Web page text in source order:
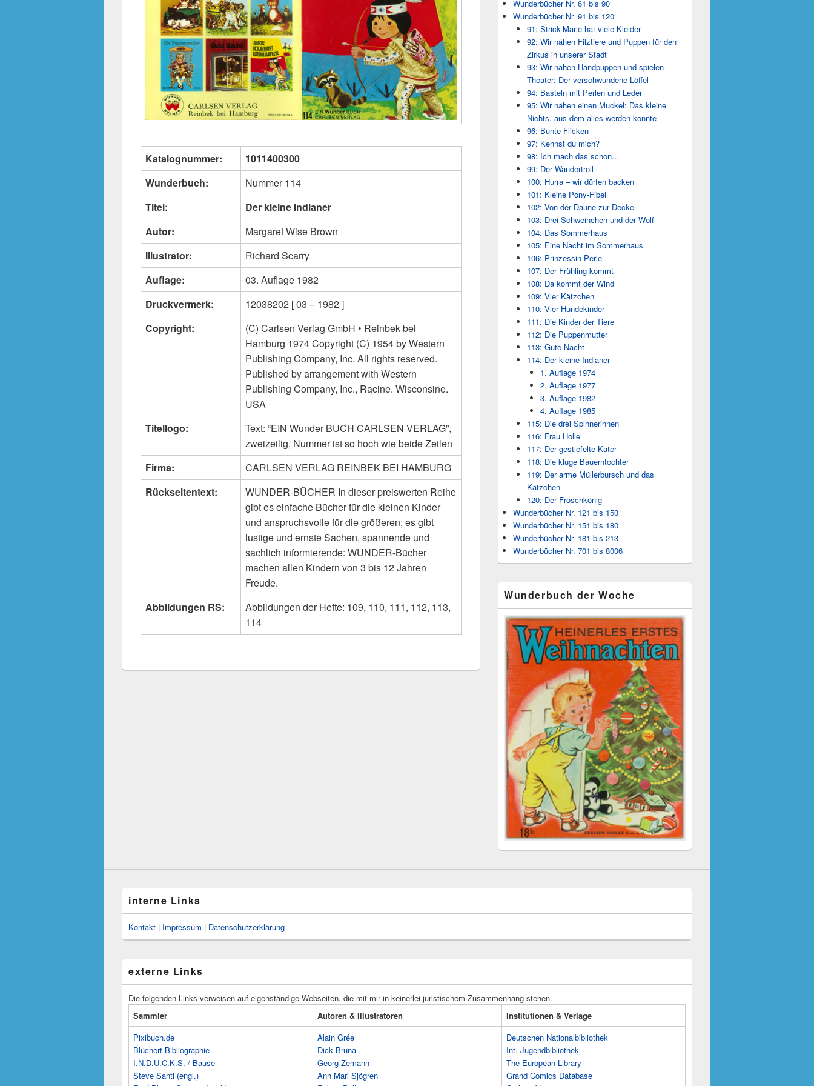
Katalognummer:
1011400300
Wunderbuch:
Nummer 114
Titel:
Der kleine Indianer
Autor:
Margaret Wise Brown
Illustrator:
Richard Scarry
Auflage:
03. Auflage 1982
Druckvermerk:
12038202 [ 03 – 1982 ]
Copyright:
(C) Carlsen Verlag GmbH • Reinbek bei
Hamburg 1974 Copyright (C) 1954 by Western
Publishing Company, Inc. All rights reserved.
Published by arrangement with Western
Publishing Company, Inc., Racine. Wisconsine.
USA
Titellogo:
Text: “EIN Wunder BUCH CARLSEN VERLAG”,
zweizeilig, Nummer ist so hoch wie beide Zeilen
Firma:
CARLSEN VERLAG REINBEK BEI HAMBURG
Rückseitentext:
WUNDER-BÜCHER In dieser preiswerten Reihe
gibt es einfache Bücher für die kleinen Kinder
und anspruchsvolle für die größeren; es gibt
lustige und ernste Sachen, spannende und
sachlich informierende: WUNDER-Bücher
machen allen Kindern von 3 bis 12 Jahren
Freude.
Abbildungen RS:
Abbildungen der Hefte: 109, 110, 111, 112, 113,
114
Wunderbücher Nr. 61 bis 90
Wunderbücher Nr. 91 bis 120
91: Strick-Marie hat viele Kleider
92: Wir nähen Filztiere und Puppen für den
Zirkus in unserer Stadt
93: Wir nähen Handpuppen und spielen
Theater: Der verschwundene Löffel
94: Basteln mit Perlen und Leder
95: Wir nähen einen Muckel: Das kleine
Nichts, aus dem alles werden konnte
96: Bunte Flicken
97: Kennst du mich?
98: Ich mach das schon…
99: Der Wandertroll
100: Hurra – wir dürfen backen
101: Kleine Pony-Fibel
102: Von der Daune zur Decke
103: Drei Schweinchen und der Wolf
104: Das Sommerhaus
105: Eine Nacht im Sommerhaus
106: Prinzessin Perle
107: Der Frühling kommt
108: Da kommt der Wind
109: Vier Kätzchen
110: Vier Hundekinder
111: Die Kinder der Tiere
112: Die Puppenmutter
113: Gute Nacht
114: Der kleine Indianer
1. Auflage 1974
2. Auflage 1977
3. Auflage 1982
4. Auflage 1985
115: Die drei Spinnerinnen
116: Frau Holle
117: Der gestiefelte Kater
118: Die kluge Bauerntochter
119: Der arme Müllerbursch und das
Kätzchen
120: Der Froschkönig
Wunderbücher Nr. 121 bis 150
Wunderbücher Nr. 151 bis 180
Wunderbücher Nr. 181 bis 213
Wunderbücher Nr. 701 bis 8006
Wunderbuch der Woche
interne Links
Kontakt | Impressum | Datenschutzerklärung
externe Links
Die folgenden Links verweisen auf eigenständige Webseiten, die mit mir in keinerlei juristischem Zusammenhang stehen.
Sammler
Autoren & Illustratoren
Institutionen & Verlage
Pixibuch.de
Blüchert Bibliographie
I.N.D.U.C.K.S. / Bause
Steve Santi (engl.)
Alain Grée
Dick Bruna
Georg Zemann
Ann Mari Sjögren
Deutschen Nationalbibliothek
Int. Jugendbibliothek
The European Library
Grand Comics Database